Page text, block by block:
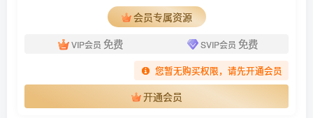
会员专属资源
VIP会员 免费 SVIP会员 免费
您暂无购买权限，请先开通会员
开通会员